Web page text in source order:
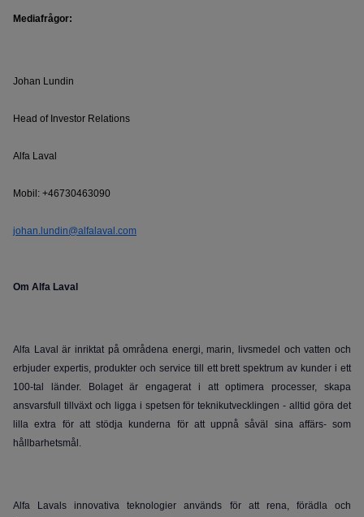
Mediafrågor:
Johan Lundin
Head of Investor Relations
Alfa Laval
Mobil: +46730463090
johan.lundin@alfalaval.com
Om Alfa Laval
Alfa Laval är inriktat på områdena energi, marin, livsmedel och vatten och
erbjuder expertis, produkter och service till ett brett spektrum av kunder i ett
100-tal länder. Bolaget är engagerat i att optimera processer, skapa
ansvarsfull tillväxt och ligga i spetsen för teknikutvecklingen - alltid göra det
lilla extra för att stödja kunderna för att uppnå såväl sina affärs- som
hållbarhetsmål.
Alfa Lavals innovativa teknologier används för att rena, förädla och